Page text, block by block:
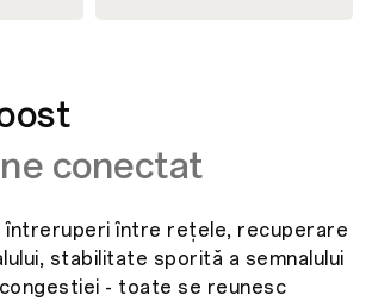
conectat
întreruperi între rețele, recuperare
stabilitate sporită a semnalului
- toate se reunesc